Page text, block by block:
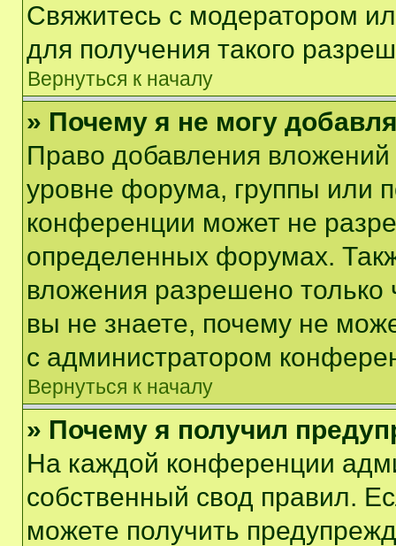
Свяжитесь с модератором
для получения такого
Вернуться к началу
» Почему я не могу
Право добавления
уровне форума, группы или
конференции может не
определенных форумах.
вложения разрешено
вы не знаете, почему не
с администратором
Вернуться к началу
» Почему я получил
На каждой конференции
собственный свод правил.
можете получить